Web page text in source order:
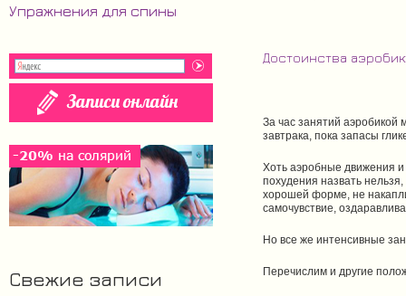
Упражнения для спины
Свежие записи
Достоинства
За час занятий аэробикой
завтрака, пока запасы
Хоть аэробные движения и
похудения назвать
хорошей форме, не
самочувствие,
Но все же интенсивные
Перечислим и другие